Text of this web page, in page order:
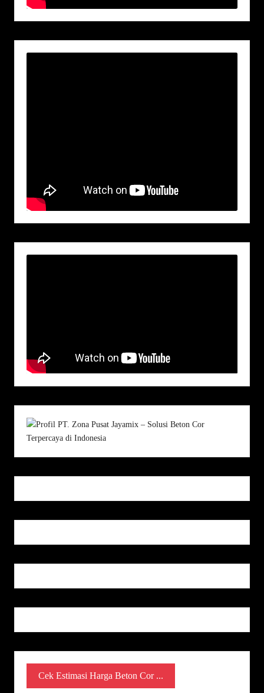
Cek Estimasi Harga Beton Cor ...